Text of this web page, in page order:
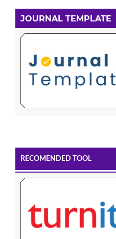
JOURNAL TEMPLATE
RECOMENDED TOOL